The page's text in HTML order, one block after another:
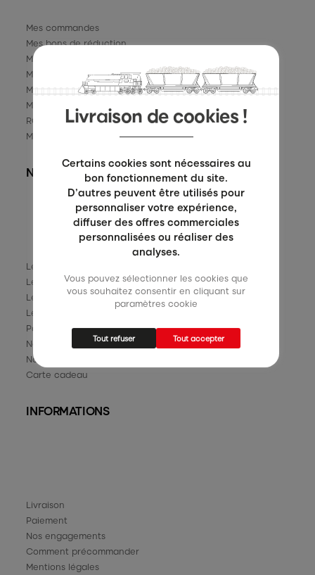
Mes commandes
Mes bons de réduction
Mes points de fidelité
Ma liste
Mes avoirs
Mes infos personnelles
RGPD données personnelles
Mes parrainages
NOS OFFRES ET SERVICES
Les nouveautés
Les promotions
Les Précommandes
Les points de fidelité
Parrainage
Nos marques
Nos occasions
Carte cadeau
INFORMATIONS
Livraison
Paiement
Nos engagements
Comment précommander
Mentions légales
Livraison de cookies !
Certains cookies sont nécessaires au
bon fonctionnement du site.
D’autres peuvent être utilisés pour
personnaliser votre expérience,
diffuser des offres commerciales
personnalisées ou réaliser des
analyses.
Vous pouvez sélectionner les cookies que
vous souhaitez consentir en cliquant sur
paramètres cookie
Tout refuser Tout accepter